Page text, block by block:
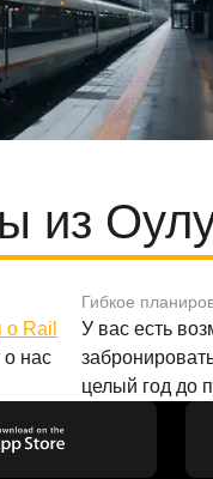
из
Rail
о нас
Гибкое
У вас есть
целый год до